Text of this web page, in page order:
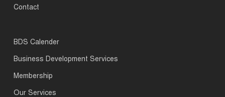
Contact
BDS Calender
Business Development Services
Membership
Our Services